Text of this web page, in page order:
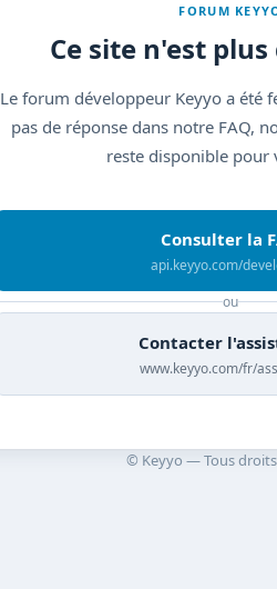
FORUM
Ce site n'est
Le forum développeur Keyyo a été
pas de réponse dans notre FAQ,
reste disponible pour
Consulter la
api.keyyo.com/
ou
Contacter
www.keyyo.com/fr/
© Keyyo — Tous